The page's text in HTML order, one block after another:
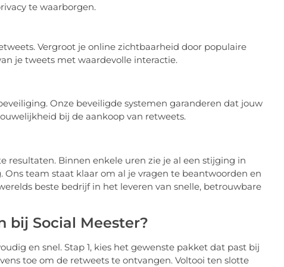
te waarborgen.
Vergroot je online zichtbaarheid door populaire
je tweets met waardevolle interactie.
Onze beveiligde systemen garanderen dat jouw
bij de aankoop van retweets.
resultaten. Binnen enkele uren zie je al een stijging in
team staat klaar om al je vragen te beantwoorden en
beste bedrijf in het leveren van snelle, betrouwbare
bij Social Meester?
en snel. Stap 1, kies het gewenste pakket dat past bij
toe om de retweets te ontvangen. Voltooi ten slotte